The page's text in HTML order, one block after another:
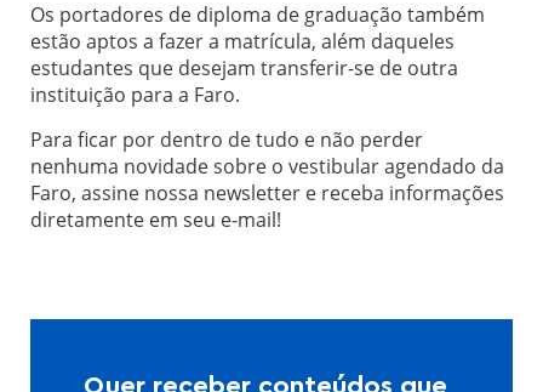
Os portadores de diploma de graduação também
estão aptos a fazer a matrícula, além daqueles
estudantes que desejam transferir-se de outra
instituição para a Faro.
Para ficar por dentro de tudo e não perder
nenhuma novidade sobre o vestibular agendado da
Faro, assine nossa newsletter e receba informações
diretamente em seu e-mail!
Quer receber conteúdos que